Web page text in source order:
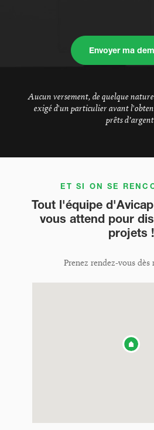
Envoyer ma
Aucun versement, de quelque
exigé d'un particulier avant
prêts
ET SI ON SE
Tout l'équipe
vous attend pour
projets !
Prenez rendez-vous dès